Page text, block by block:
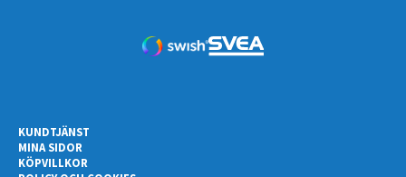
KUNDTJÄNST
MINA SIDOR
KÖPVILLKOR